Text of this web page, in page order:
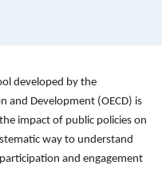
developed by the
and Development (OECD) is
impact of public policies on
way to understand
and engagement